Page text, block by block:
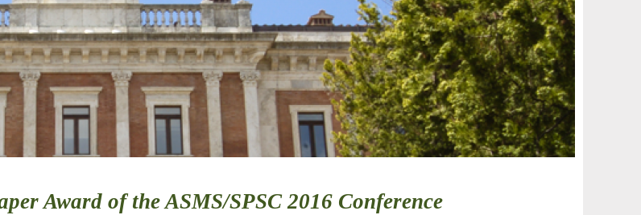
Award of the ASMS/SPSC 2016 Conference